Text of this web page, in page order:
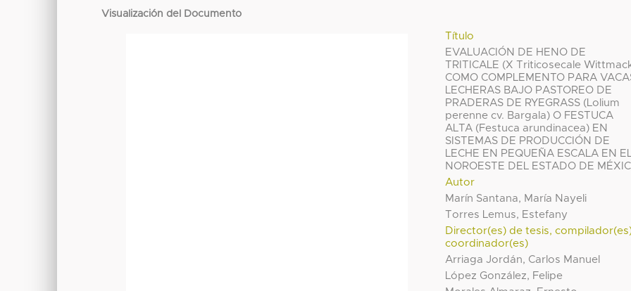
Visualización del Documento
Título
EVALUACIÓN DE HENO DE
TRITICALE (X Triticosecale
COMO COMPLEMENTO PARA
LECHERAS BAJO PASTOREO DE
PRADERAS DE RYEGRASS (Lolium
perenne cv. Bargala) O FESTUCA
ALTA (Festuca arundinacea) EN
SISTEMAS DE PRODUCCIÓN DE
LECHE EN PEQUEÑA ESCALA EN EL
NOROESTE DEL ESTADO DE
Autor
Marín Santana, María Nayeli
Torres Lemus, Estefany
Director(es) de tesis,
coordinador(es)
Arriaga Jordán, Carlos Manuel
López González, Felipe